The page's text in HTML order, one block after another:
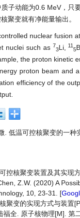
子动能为0.6 MeV，只
聚变就有净能量输出。
nuclear fusion
nuclei such as 7
3Li,11
5
the proton kinetic
proton beam and
efficiency of the
. 低温可控核聚变的一
控核聚变装置及其实现
Z.W. (2020) A
10, 23-31. [
聚变的实现方式与装置
福全. 原子核物理[M]. 第